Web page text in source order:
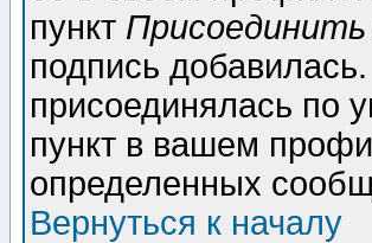
пункт Присоединить
подпись
присоединялась по
пункт в вашем
определенных
Вернуться к началу